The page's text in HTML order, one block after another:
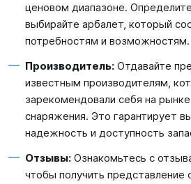
ценовом диапазоне.
выбирайте арбалет, который
потребностям и возможностям.
Производитель: Отдавайте
известным производителям,
зарекомендовали себя на
снаряжения. Это гарантирует
надежность и доступность
Отзывы: Ознакомьтесь с
чтобы получить представление